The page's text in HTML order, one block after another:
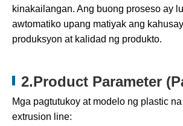
kinakailangan. Ang buong proseso ay
awtomatiko upang matiyak ang
produksyon at kalidad ng produkto.
2.Product Parameter
Mga pagtutukoy at modelo ng plastic
extrusion line: